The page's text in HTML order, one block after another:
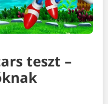
teszt –